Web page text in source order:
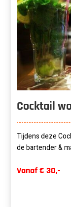
Cocktail
Tijdens deze
de bartender &
Vanaf € 30,-